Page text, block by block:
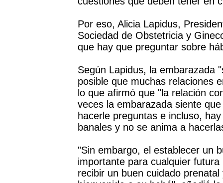
Por eso, Alicia Lapidus,
Sociedad de Obstetricia y
que hay que preguntar sobre
Según Lapidus, la embarazada
posible que muchas relaciones
lo que afirmó que "la relación
veces la embarazada siente
hacerle preguntas e incluso,
banales y no se anima a
"Sin embargo, el establecer un
importante para cualquier
recibir un buen cuidado